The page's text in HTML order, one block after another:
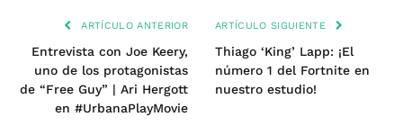
ARTÍCULO ANTERIOR
Entrevista con Joe Keery,
uno de los protagonistas
de “Free Guy” | Ari Hergott
en #UrbanaPlayMovie
ARTÍCULO SIGUIENTE
Thiago ‘King’ Lapp: ¡El
número 1 del Fortnite en
nuestro estudio!